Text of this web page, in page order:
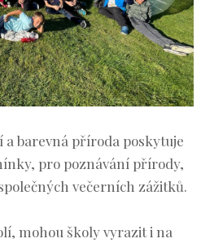
a barevná příroda poskytuje
pro poznávání přírody,
večerních zážitků.
mohou školy vyrazit i na